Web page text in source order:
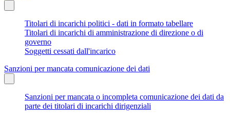
Titolari di incarichi politici - dati in formato tabellare
Titolari di incarichi di amministrazione di direzione o di
governo
Soggetti cessati dall'incarico
Sanzioni per mancata comunicazione dei dati
Sanzioni per mancata o incompleta comunicazione dei dati da
parte dei titolari di incarichi dirigenziali